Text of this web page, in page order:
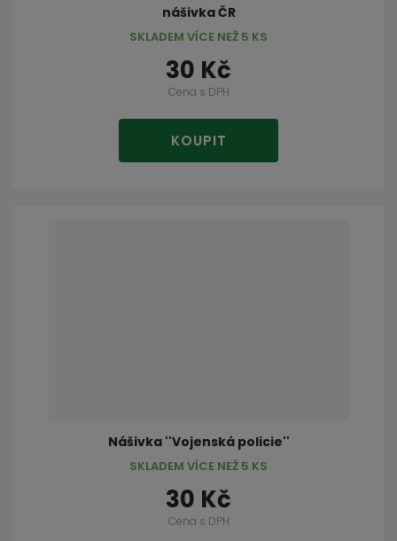
nášivka ČR
30 Kč
Cena s DPH
KOUPIT
SKLADEM VÍCE NEŽ 5 KS
Nášivka ''Vojenská policie''
30 Kč
Cena s DPH
SKLADEM VÍCE NEŽ 5 KS